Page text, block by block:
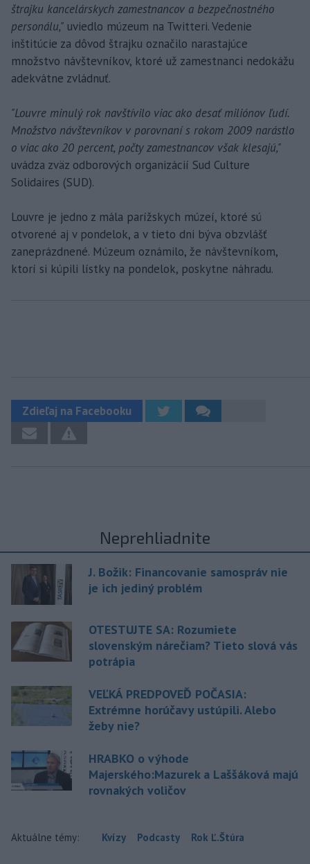
štrajku kancelárskych zamestnancov a bezpečnostného
personálu," uviedlo múzeum na Twitteri. Vedenie
inštitúcie za dôvod štrajku označilo narastajúce
množstvo návštevníkov, ktoré už zamestnanci nedokážu
adekvátne zvládnuť.
"Louvre minulý rok navštívilo viac ako desať miliónov ľudí.
Množstvo návštevníkov v porovnaní s rokom 2009 narástlo
o viac ako 20 percent, počty zamestnancov však klesajú,"
uvádza zväz odborových organizácií Sud Culture
Solidaires (SUD).
Louvre je jedno z mála parížskych múzeí, ktoré sú
otvorené aj v pondelok, a v tieto dni býva obzvlášť
zaneprázdnené. Múzeum oznámilo, že návštevníkom,
ktorí si kúpili lístky na pondelok, poskytne náhradu.
Zdieľaj na Facebooku
Neprehliadnite
J. Božik: Financovanie samospráv nie
je ich jediný problém
OTESTUJTE SA: Rozumiete
slovenským nárečiam? Tieto slová vás
potrápia
VEĽKÁ PREDPOVEĎ POČASIA:
Extrémne horúčavy ustúpili. Alebo
žeby nie?
HRABKO o výhode
Majerského:Mazurek a Laššáková majú
rovnakých voličov
Aktuálne témy: Kvízy Podcasty Rok Ľ.Štúra